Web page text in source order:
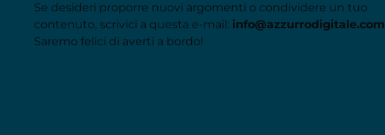
Se desideri proporre nuovi argomenti o condividere un tuo
contenuto, scrivici a questa e-mail: info@azzurrodigitale.com
Saremo felici di averti a bordo!